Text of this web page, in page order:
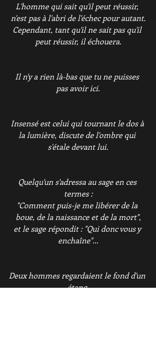
L'homme qui sait qu'il peut réussir,
n'est pas à l'abri de l'échec pour autant.
Cependant, tant qu'il ne sait pas qu'il
peut réussir, il échouera.
Il n'y a rien là-bas que tu ne puisses
pas avoir ici.
Insensé est celui qui tournant le dos à
la lumière, discute de l'ombre qui
s'étale devant lui.
Quelqu'un s'adressa au sage en ces
termes :
"Comment puis-je me libérer de la
boue, de la naissance et de la mort",
et le sage répondit : "Qui donc vous y
enchaîne"...
Deux hommes regardaient le fond d'un
étang.